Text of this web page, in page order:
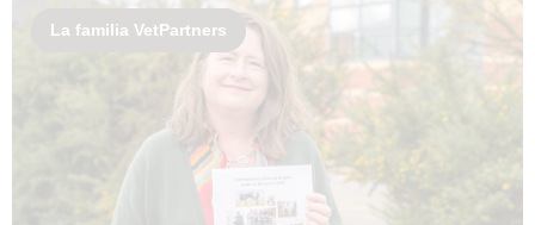
La familia VetPartners